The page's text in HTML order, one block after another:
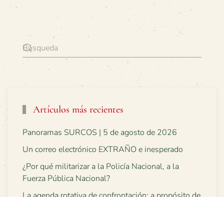
Artículos más recientes
Panoramas SURCOS | 5 de agosto de 2026
Un correo electrónico EXTRAÑO e inesperado
¿Por qué militarizar a la Policía Nacional, a la
Fuerza Pública Nacional?